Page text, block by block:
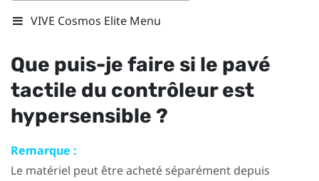
VIVE Cosmos Elite Menu
Que puis-je faire si le pavé
tactile du contrôleur est
hypersensible ?
Remarque :
Le matériel peut être acheté séparément depuis